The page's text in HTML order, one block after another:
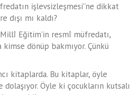
işlevsizleşmesi”ne dikkat
dışı mı kaldı?
Eğitim’in resmî müfredatı,
dönüp bakmıyor. Çünkü
kitaplarda. Bu kitaplar, öyle
Öyle ki çocukların kutsalı